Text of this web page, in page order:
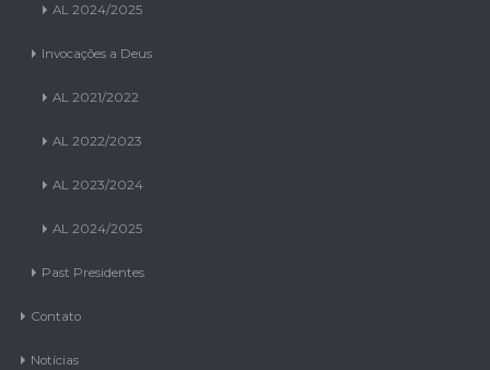
AL 2024/2025
Invocações a Deus
AL 2021/2022
AL 2022/2023
AL 2023/2024
AL 2024/2025
Past Presidentes
Contato
Notícias